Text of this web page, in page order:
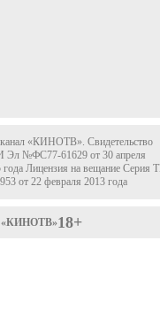
«КИНОТВ». Свидетельство
№ФС77-61629 от 30 апреля
года Лицензия на вещание Серия
от 22 февраля 2013 года
«КИНОТВ»18+